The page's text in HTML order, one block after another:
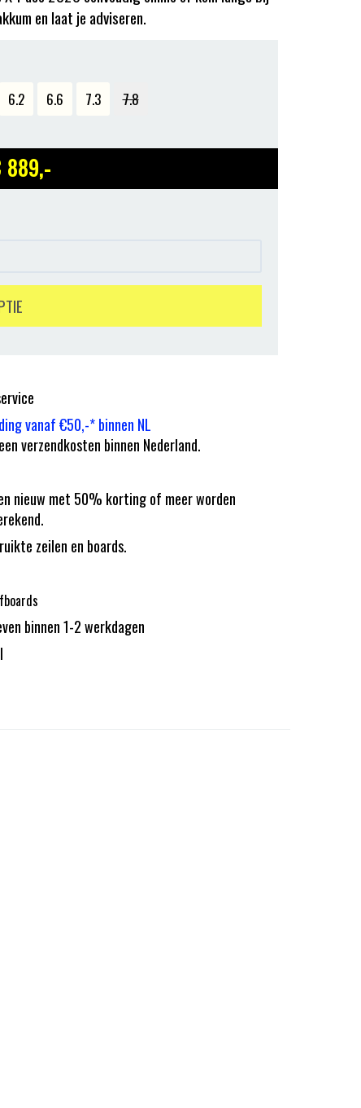
en laat je adviseren.
6.2 6.6 7.3 7.8
889,-
vanaf €50,-* binnen NL
verzendkosten binnen Nederland.
nieuw met 50% korting of meer worden
zeilen en boards.
binnen 1-2 werkdagen